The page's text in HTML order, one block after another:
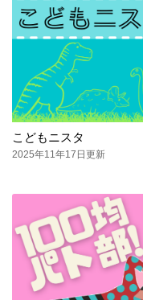
こどもニスタ
2025年11年17日更新